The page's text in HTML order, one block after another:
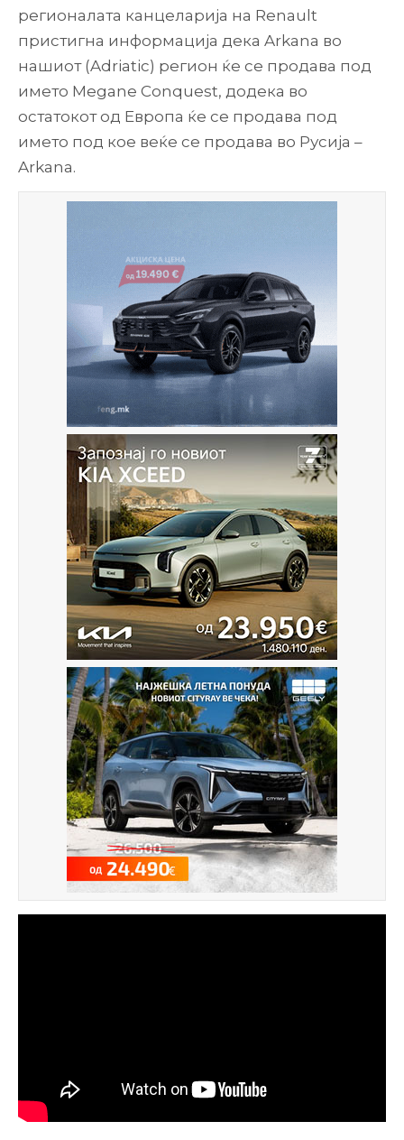
регионалата канцеларија на Renault
пристигна информација дека Arkana во
нашиот (Adriatic) регион ќе се продава под
името Megane Conquest, додека во
остатокот од Европа ќе се продава под
името под кое веќе се продава во Русија –
Arkana.